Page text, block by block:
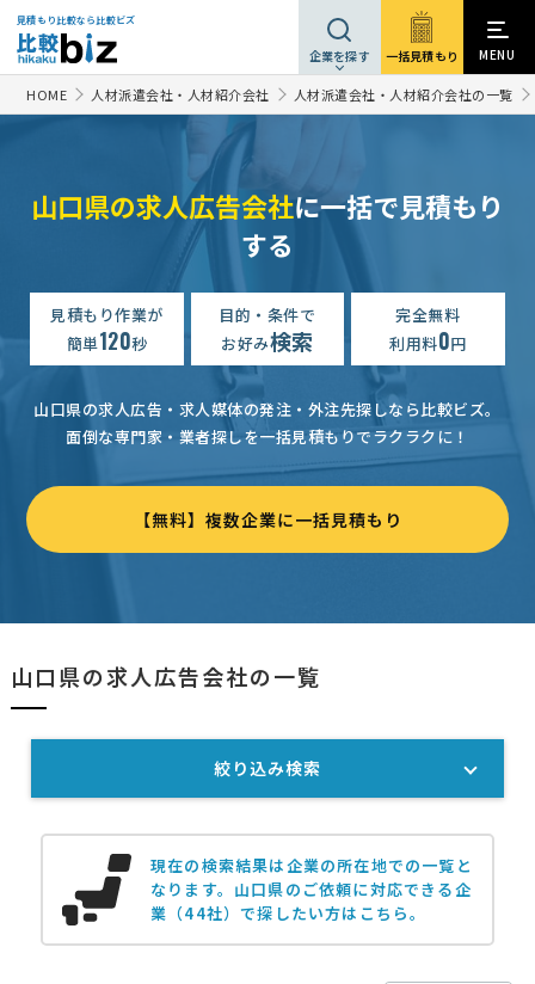
見積もり比較なら比較ビズ
企業を探す 一括見積もり MENU
HOME 人材派遣会社・人材紹介会社 人材派遣会社・人材紹介会社の一覧
山口県の求人広告会社に一括で見積もり
する
見積もり作業が
簡単120秒
目的・条件で
お好み検索
完全無料
利用料0円
山口県の求人広告・求人媒体の発注・外注先探しなら比較ビズ。
面倒な専門家・業者探しを一括見積もりでラクラクに！
【無料】複数企業に一括見積もり
山口県の求人広告会社の一覧
現在の検索結果は企業の所在地での一覧と
なります。 山口県のご依頼に対応できる企
業（44社）で探したい方はこちら。
絞り込み検索